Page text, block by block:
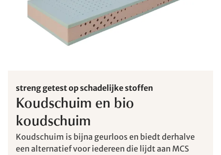
streng getest op schadelijke stoffen
Koudschuim en bio
koudschuim
Koudschuim is bijna geurloos en biedt derhalve
een alternatief voor iedereen die lijdt aan MCS